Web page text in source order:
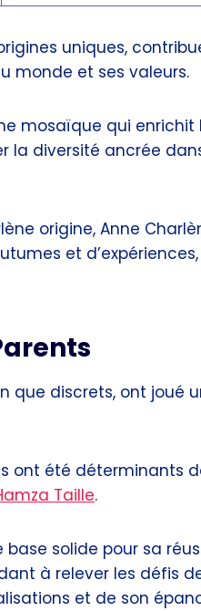
uniques,
monde et ses valeurs.
mosaïque qui enrichit
la diversité ancrée
origine, Anne
et
que discrets, ont joué
ont été déterminants
Taille.
solide pour sa
à relever les défis
et de son